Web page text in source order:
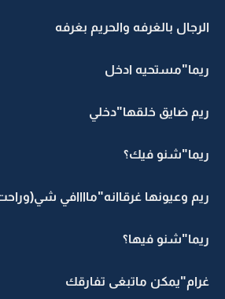
الرجال بالغرفه والحريم بغرفه
ريما"مستحيه ادخل
ريم ضايق خلقها"دخلي
ريما"شنو فيك؟
ريم وعيونها غرقاانه"ماااافي
ريما"شنو فيها؟
غرام"يمكن ماتبغى تفارقك